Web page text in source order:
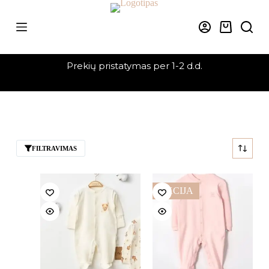
content
Krepšelis
Prekių pristatymas per 1-2 d.d.
FILTRAVIMAS
AKCIJA